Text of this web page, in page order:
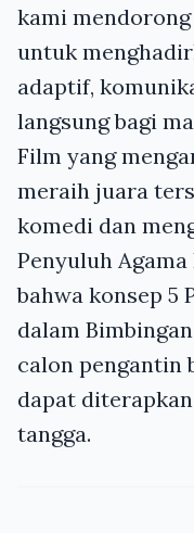
kami
untuk
adaptif,
langsung bagi
Film yang
meraih juara
komedi dan
Penyuluh
bahwa konsep 5
dalam
calon pengantin
dapat
tangga.